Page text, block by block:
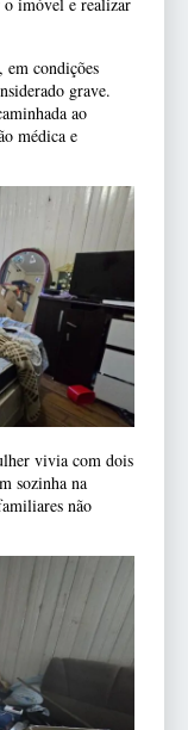
o imóvel e realizar
em condições
grave.
ao
médica e
vivia com dois
sozinha na
não